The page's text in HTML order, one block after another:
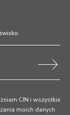
CIN i wszystkie
moich danych